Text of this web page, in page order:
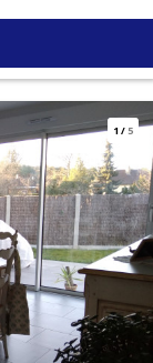
1/ 5